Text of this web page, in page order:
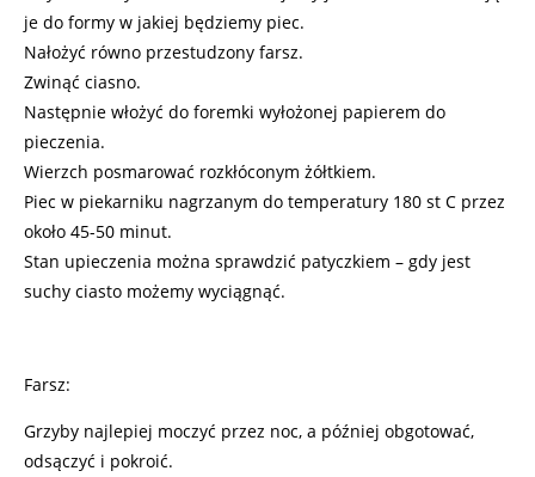
je do formy w jakiej będziemy piec.
Nałożyć równo przestudzony farsz.
Zwinąć ciasno.
Następnie włożyć do foremki wyłożonej papierem do
pieczenia.
Wierzch posmarować rozkłóconym żółtkiem.
Piec w piekarniku nagrzanym do temperatury 180 st C przez
około 45-50 minut.
Stan upieczenia można sprawdzić patyczkiem – gdy jest
suchy ciasto możemy wyciągnąć.
Farsz:
Grzyby najlepiej moczyć przez noc, a później obgotować,
odsączyć i pokroić.